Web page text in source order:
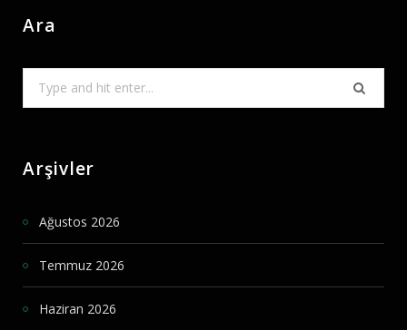
Ara
Arşivler
Ağustos 2026
Temmuz 2026
Haziran 2026